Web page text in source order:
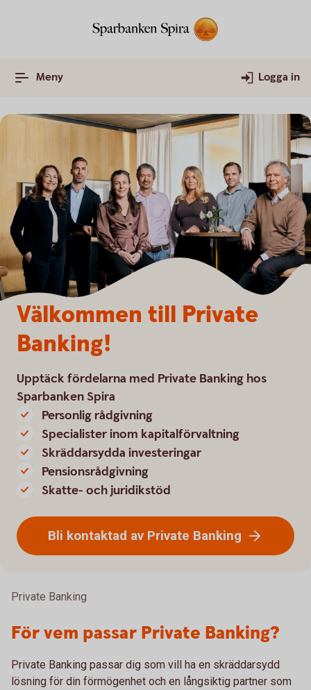
Meny Logga in
Välkommen till Private
Banking!
Upptäck fördelarna med Private Banking hos
Sparbanken Spira
Personlig rådgivning
Specialister inom kapitalförvaltning
Skräddarsydda investeringar
Pensionsrådgivning
Skatte- och juridikstöd
Bli kontaktad av Private Banking
Private Banking
För vem passar Private Banking?
Private Banking passar dig som vill ha en skräddarsydd
lösning för din förmögenhet och en långsiktig partner som